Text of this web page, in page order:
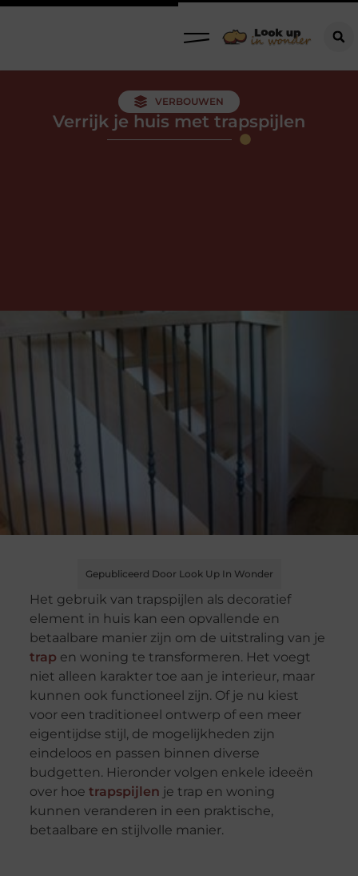
VERBOUWEN
Verrijk je huis met trapspijlen
Gepubliceerd Door Look Up In Wonder
Het gebruik van trapspijlen als decoratief
element in huis kan een opvallende en
betaalbare manier zijn om de uitstraling van je
trap en woning te transformeren. Het voegt
niet alleen karakter toe aan je interieur, maar
kunnen ook functioneel zijn. Of je nu kiest
voor een traditioneel ontwerp of een meer
eigentijdse stijl, de mogelijkheden zijn
eindeloos en passen binnen diverse
budgetten. Hieronder volgen enkele ideeën
over hoe trapspijlen je trap en woning
kunnen veranderen in een praktische,
betaalbare en stijlvolle manier.